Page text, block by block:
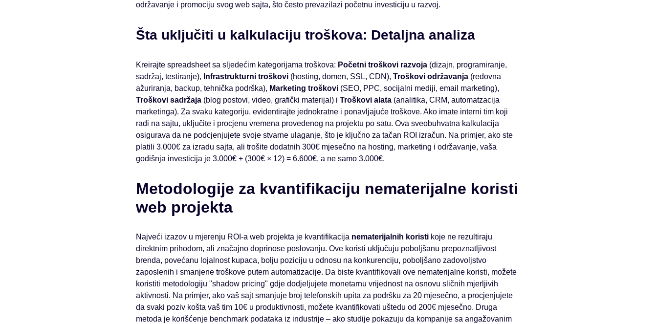
održavanje i promociju svog web sajta, što često prevazilazi početnu investiciju u razvoj.
Šta uključiti u kalkulaciju troškova: Detaljna analiza
Kreirajte spreadsheet sa sljedećim kategorijama troškova: Početni troškovi razvoja(dizajn, programiranje,
sadržaj, testiranje), Infrastrukturni troškovi(hosting, domen, SSL, CDN), Troškovi održavanja(redovna
ažuriranja, backup, tehnička podrška), Marketing troškovi(SEO, PPC, socijalni mediji, email marketing),
Troškovi sadržaja(blog postovi, video, grafički materijal) i Troškovi alata(analitika, CRM, automatzacija
marketinga). Za svaku kategoriju, evidentirajte jednokratne i ponavljajuće troškove. Ako imate interni tim koji
radi na sajtu, uključite i procjenu vremena provedenog na projektu po satu. Ova sveobuhvatna kalkulacija
osigurava da ne podcjenjujete svoje stvarne ulaganje, što je ključno za tačan ROI izračun. Na primjer, ako ste
platili 3.000€ za izradu sajta, ali trošite dodatnih 300€ mjesečno na hosting, marketing i održavanje, vaša
godišnja investicija je 3.000€ + (300€ × 12) = 6.600€, a ne samo 3.000€.
Metodologije za kvantifikaciju nematerijalne koristi
web projekta
Najveći izazov u mjerenju ROI-a web projekta je kvantifikacija nematerijalnih koristikoje ne rezultiraju
direktnim prihodom, ali značajno doprinose poslovanju. Ove koristi uključuju poboljšanu prepoznatljivost
brenda, povećanu lojalnost kupaca, bolju poziciju u odnosu na konkurenciju, poboljšano zadovoljstvo
zaposlenih i smanjene troškove putem automatizacije. Da biste kvantifikovali ove nematerijalne koristi, možete
koristiti metodologiju "shadow pricing" gdje dodjeljujete monetarnu vrijednost na osnovu sličnih mjerljivih
aktivnosti. Na primjer, ako vaš sajt smanjuje broj telefonskih upita za podršku za 20 mjesečno, a procjenjujete
da svaki poziv košta vaš tim 10€ u produktivnosti, možete kvantifikovati uštedu od 200€ mjesečno. Druga
metoda je korišćenje benchmark podataka iz industrije – ako studije pokazuju da kompanije sa angažovanim